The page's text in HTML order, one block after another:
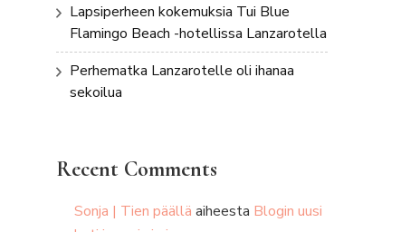
Lapsiperheen kokemuksia Tui Blue
Flamingo Beach -hotellissa Lanzarotella
Perhematka Lanzarotelle oli ihanaa
sekoilua
Recent Comments
Sonja | Tien päällä aiheesta Blogin uusi